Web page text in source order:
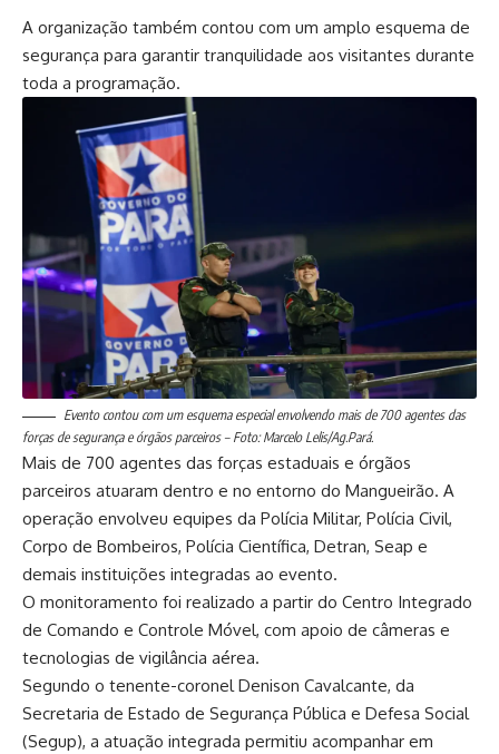
A organização também contou com um amplo esquema de
segurança para garantir tranquilidade aos visitantes durante
toda a programação.
Evento contou com um esquema especial envolvendo mais de 700 agentes das
forças de segurança e órgãos parceiros – Foto: Marcelo Lelis/Ag.Pará.
Mais de 700 agentes das forças estaduais e órgãos
parceiros atuaram dentro e no entorno do Mangueirão. A
operação envolveu equipes da Polícia Militar, Polícia Civil,
Corpo de Bombeiros, Polícia Científica, Detran, Seap e
demais instituições integradas ao evento.
O monitoramento foi realizado a partir do Centro Integrado
de Comando e Controle Móvel, com apoio de câmeras e
tecnologias de vigilância aérea.
Segundo o tenente-coronel Denison Cavalcante, da
Secretaria de Estado de Segurança Pública e Defesa Social
(Segup), a atuação integrada permitiu acompanhar em